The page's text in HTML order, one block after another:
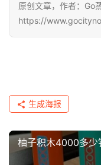
原创文章，作者：Go
https://
生成海报
柚子积木4000多少